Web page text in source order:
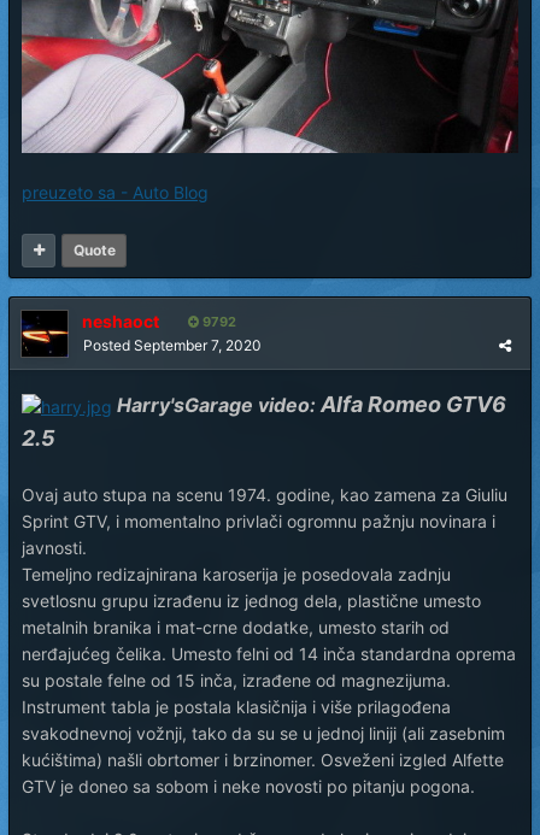
preuzeto sa - Auto Blog
Quote
neshaoct 9792
Posted September 7, 2020
Harry'sGarage video:Alfa Romeo GTV6
2.5
Ovaj auto stupa na scenu 1974. godine, kao zamena za Giuliu
Sprint GTV, i momentalno privlači ogromnu pažnju novinara i
javnosti.
Temeljno redizajnirana karoserija je posedovala zadnju
svetlosnu grupu izrađenu iz jednog dela, plastične umesto
metalnih branika i mat-crne dodatke, umesto starih od
nerđajućeg čelika. Umesto felni od 14 inča standardna oprema
su postale felne od 15 inča, izrađene od magnezijuma.
Instrument tabla je postala klasičnija i više prilagođena
svakodnevnoj vožnji, tako da su se u jednoj liniji (ali zasebnim
kućištima) našli obrtomer i brzinomer. Osveženi izgled Alfette
GTV je doneo sa sobom i neke novosti po pitanju pogona.